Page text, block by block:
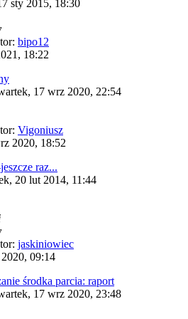
sty 2015, 18:30
bipo12
18:22
17 wrz 2020, 22:54
Vigoniusz
2020, 18:52
raz...
20 lut 2014, 11:44
jaskiniowiec
09:14
środka parcia: raport
17 wrz 2020, 23:48